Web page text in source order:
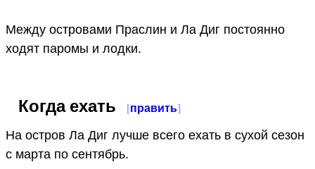
Между островами Праслин и Ла Диг постоянно
ходят паромы и лодки.
Когда ехать [править]
На остров Ла Диг лучше всего ехать в сухой сезон
с марта по сентябрь.